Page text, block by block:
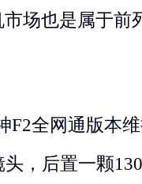
场也是属于前
F2全网通版本
，后置一颗